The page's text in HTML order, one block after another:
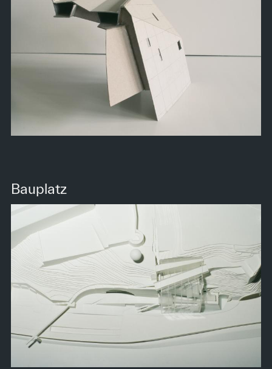
Bauplatz